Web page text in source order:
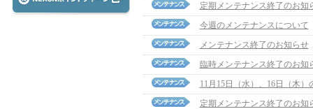
定期メンテナンス終了のお知
今週のメンテナンスについて
メンテナンス終了のお知らせ
臨時メンテナンス終了のお知
11月15日（水）、16日（木
定期メンテナンス終了のお知